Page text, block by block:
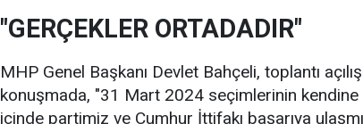
"GERÇEKLER ORTADADIR"
MHP Genel Başkanı Devlet Bahçeli, toplantı
konuşmada, "31 Mart 2024 seçimlerinin kendine
içinde partimiz ve Cumhur İttifakı başarıya